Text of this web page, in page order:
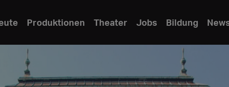
Produktionen Theater Jobs Bildung